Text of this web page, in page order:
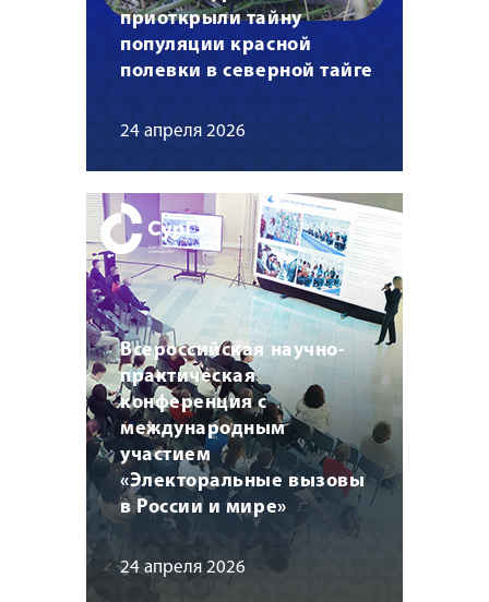
приоткрыли тайну
популяции красной
полевки в северной тайге
24 апреля 2026
Всероссийская научно-
практическая
конференция с
международным
участием
«Электоральные вызовы
в России и мире»
24 апреля 2026